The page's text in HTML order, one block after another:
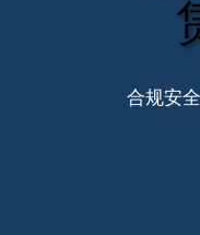
合规安